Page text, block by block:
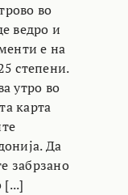
во
ведро и
е на
степени.
утро во
карта
Да
забрзано
[...]